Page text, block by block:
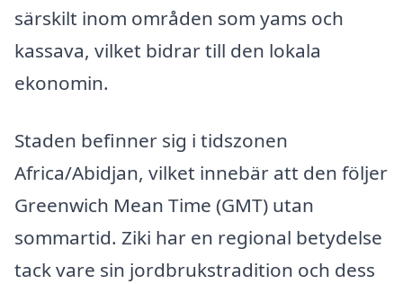
särskilt inom områden som yams och
kassava, vilket bidrar till den lokala
ekonomin.
Staden befinner sig i tidszonen
Africa/Abidjan, vilket innebär att den följer
Greenwich Mean Time (GMT) utan
sommartid. Ziki har en regional betydelse
tack vare sin jordbrukstradition och dess